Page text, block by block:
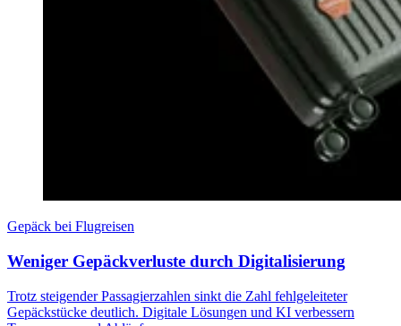
Gepäck bei Flugreisen
Weniger Gepäckverluste durch Digitalisierung
Trotz steigender Passagierzahlen sinkt die Zahl fehlgeleiteter
Gepäckstücke deutlich. Digitale Lösungen und KI verbessern